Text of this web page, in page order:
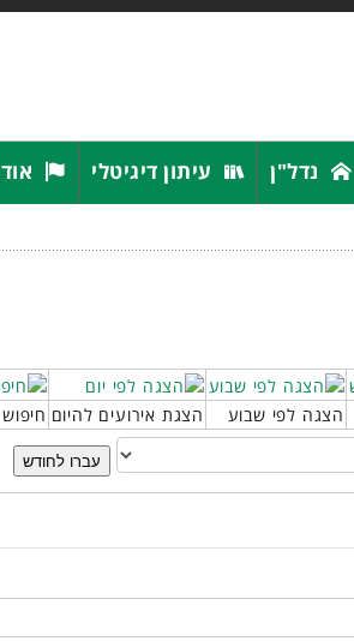
נדל"ן עיתון דיגיטלי
הצגה לפי שבוע הצגת אירועים להיום חיפוש
עברו לחודש